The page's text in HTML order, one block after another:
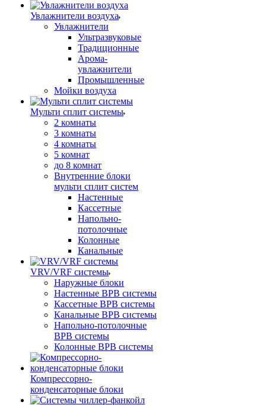
Увлажнители воздуха
Увлажнители
Ультразвуковые
Традиционные
Арома-
увлажнители
Промышленные
Мойки воздуха
Мульти сплит системы
2 комнаты
3 комнаты
4 комнаты
5 комнат
до 8 комнат
Внутренние блоки
мульти сплит систем
Настенные
Кассетные
Напольно-
потолочные
Колонные
Канальные
VRV/VRF системы
Наружные блоки
Настенные ВРВ системы
Кассетные ВРВ системы
Канальные ВРВ системы
Напольно-потолочные
ВРВ системы
Колонные ВРВ системы
Компрессорно-
конденсаторные блоки